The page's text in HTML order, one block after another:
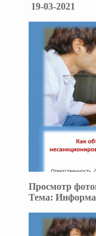
19-03-2021
Просмотр
Тема: